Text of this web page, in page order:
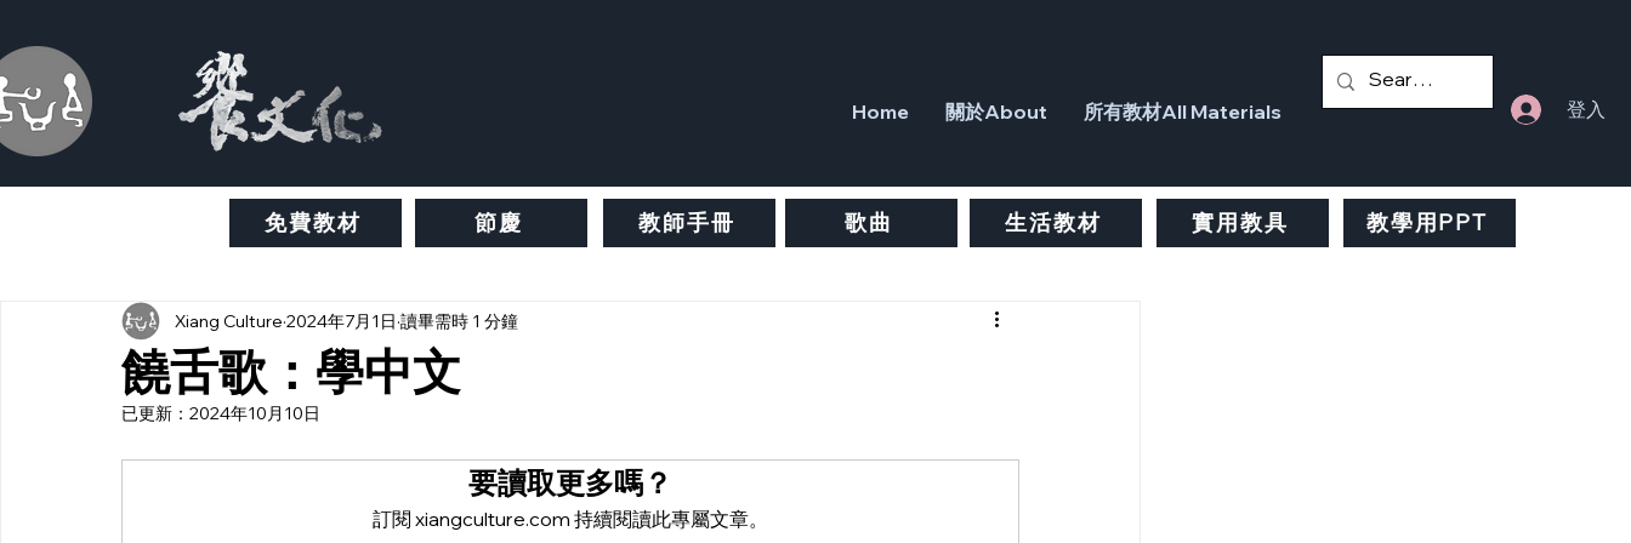
Home 關於About 所有教材All Materials 登入
免費教材 節慶 教師手冊 歌曲 生活教材 實用教具 教學用PPT
饒舌歌：學中文
Xiang Culture 2024年7月1日 讀畢需時 1 分鐘
已更新： 2024年10月10日
要讀取更多嗎？
訂閱 xiangculture.com 持續閱讀此專屬文章。